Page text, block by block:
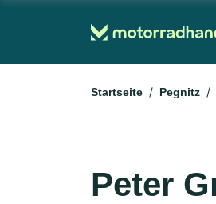
Startseite Pegnitz
Peter